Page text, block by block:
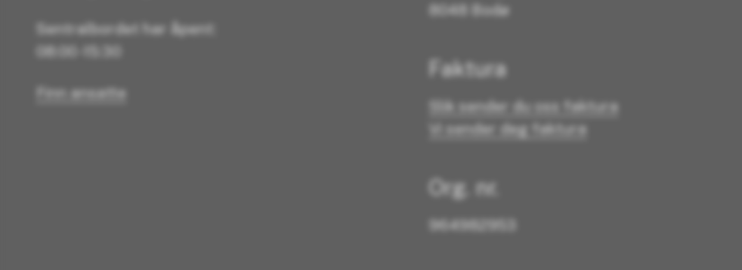
Sentralbordet har åpent:
08:00 -15:30
Finn ansatte
8048 Bodø
Faktura
Slik sender du oss faktura
Vi sender deg faktura
Org. nr.
964982953